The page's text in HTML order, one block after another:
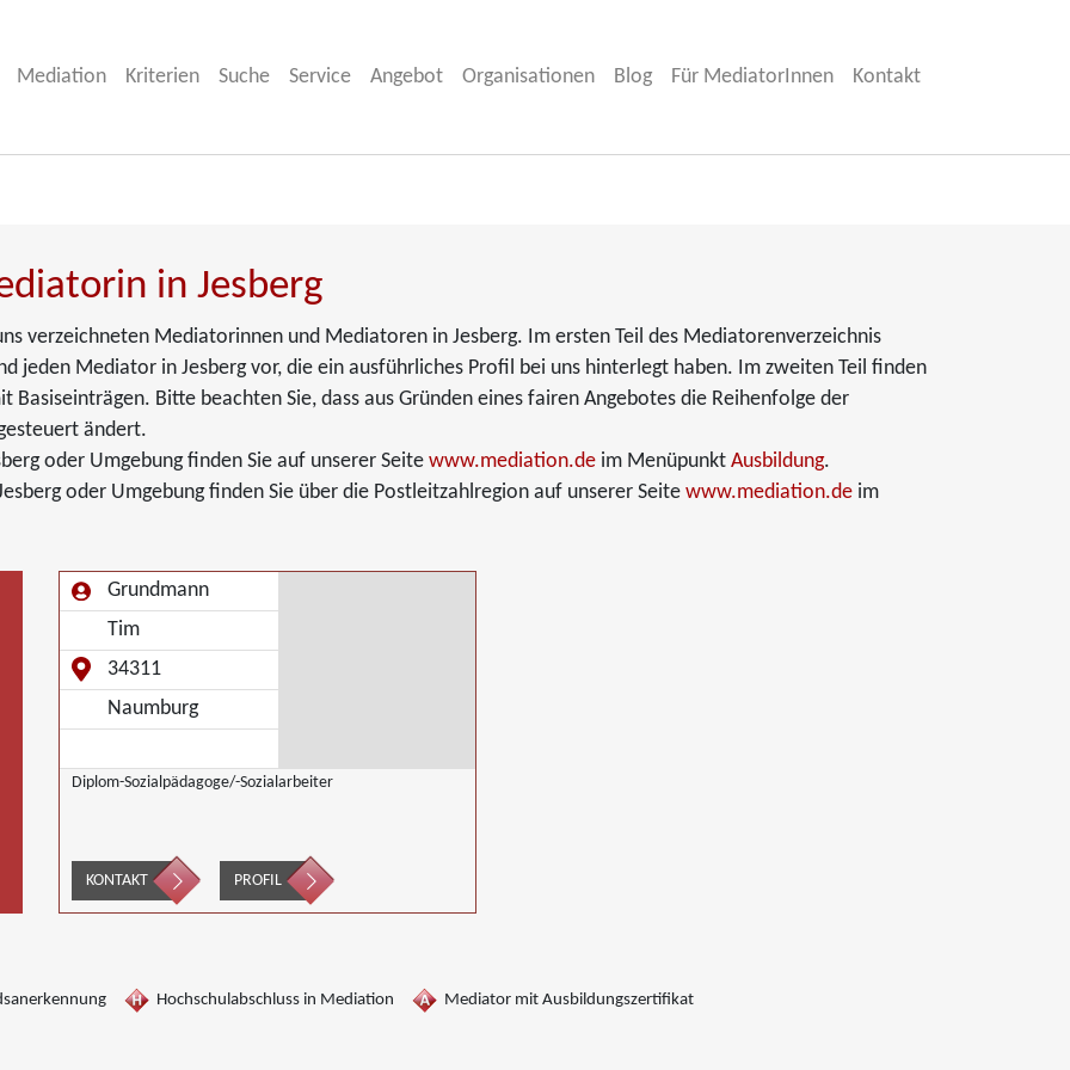
Mediation Kriterien Suche Service Angebot Organisationen Blog Für MediatorInnen Kontakt
in Jesberg
verzeichneten Mediatorinnen und Mediatoren in Jesberg. Im ersten Teil des Mediatorenverzeichnis
jeden Mediator in Jesberg vor, die ein ausführliches Profil bei uns hinterlegt haben. Im zweiten Teil finden
Bitte beachten Sie, dass aus Gründen eines fairen Angebotes die Reihenfolge der
ändert.
oder Umgebung finden Sie auf unserer Seite www.mediation.de im Menüpunkt Ausbildung.
oder Umgebung finden Sie über die Postleitzahlregion auf unserer Seite www.mediation.de im
Grundmann
Tim
34311
Naumburg
Diplom-Sozialpädagoge/-Sozialarbeiter
KONTAKT PROFIL
Hochschulabschluss in Mediation Mediator mit Ausbildungszertifikat